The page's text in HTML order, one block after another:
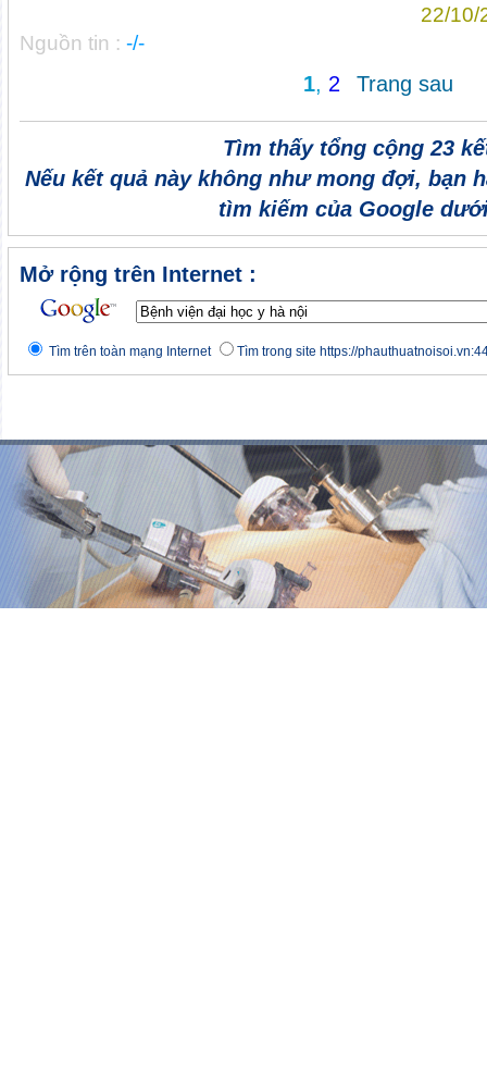
22/10/
Nguồn tin : -/-
1, 2 Trang sau
Tìm thấy tổng cộng 23
Nếu kết quả này không như mong đợi, bạn
tìm kiếm của Google
Mở rộng trên Internet :
Tìm trên toàn mạng Internet Tìm trong site https://